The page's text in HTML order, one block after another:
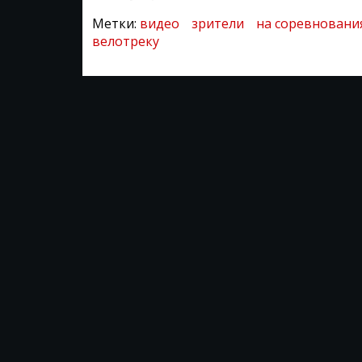
Метки: видео зрители на
велотреку